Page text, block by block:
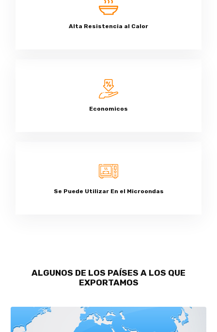
Alta Resistencia al Calor
Economicos
Se Puede Utilizar En el Microondas
ALGUNOS DE LOS PAÍSES A LOS QUE
EXPORTAMOS